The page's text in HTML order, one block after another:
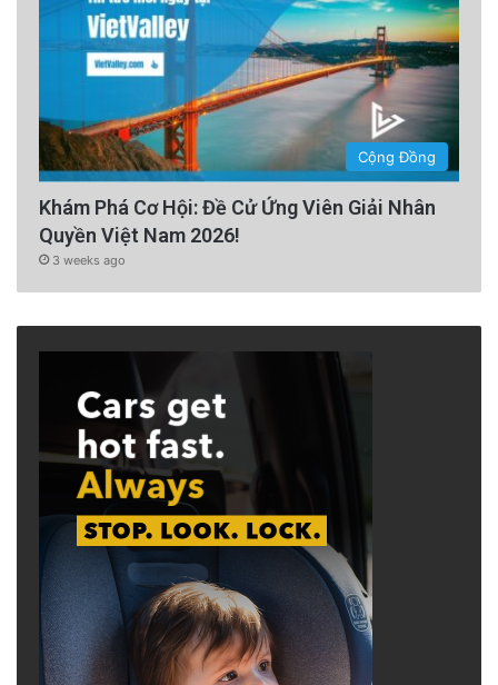
Cộng Đồng
Khám Phá Cơ Hội: Đề Cử Ứng Viên Giải Nhân
Quyền Việt Nam 2026!
3 weeks ago